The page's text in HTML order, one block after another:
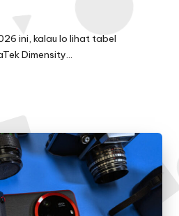
ini, kalau lo lihat tabel
Dimensity…